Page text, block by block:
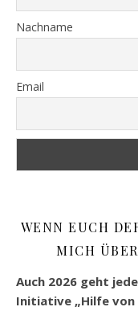
Nachname
Email
WENN EUCH
MICH
Auch 2026 geht
Initiative „Hilfe von